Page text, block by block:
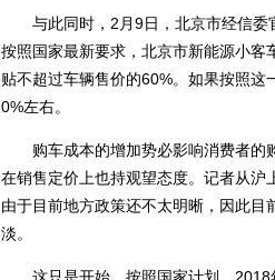
与此同时，2月9日，北京市经信委
按照国家最新要求，北京市新能源小
贴不超过车辆售价的60%。如果按照
0%左右。
购车成本的增加势必影响消费者的
在销售定价上也持观望态度。记者从
由于目前地方政策还不太明晰，因此目
淡。
这只是开始，按照国家计划，2018